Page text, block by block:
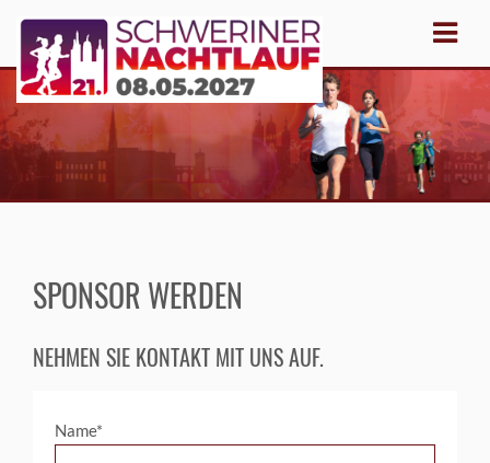
SPONSOR WERDEN
NEHMEN SIE KONTAKT MIT UNS AUF.
Name*